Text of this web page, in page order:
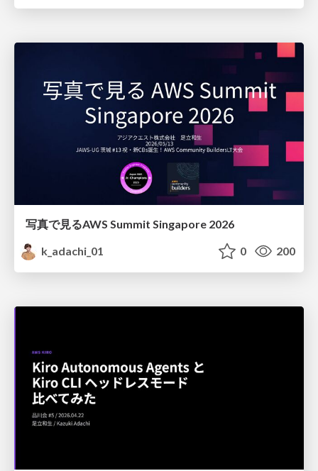
写真で見るAWS Summit Singapore 2026
k_adachi_01
0 200